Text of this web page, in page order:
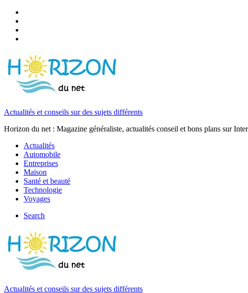
Actualités et conseils sur des sujets différents
Horizon du net : Magazine généraliste, actualités conseil et bons plans sur
Actualités
Automobile
Entreprises
Maison
Santé et beauté
Technologie
Voyages
Search
Actualités et conseils sur des sujets différents